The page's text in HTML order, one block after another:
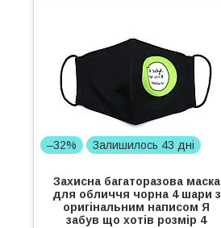
–32% Залишилось 43 дні
Захисна багаторазова маска
для обличчя чорна 4 шари з
оригінальним написом Я
забув що хотів розмір 4